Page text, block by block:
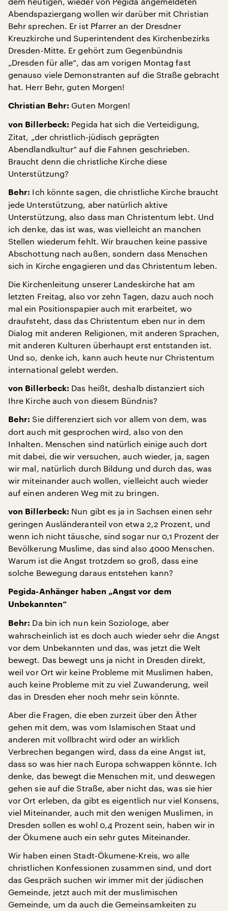
Abendspaziergang wollen wir darüber mit Christian
Behr sprechen. Er ist Pfarrer an der Dresdner
Kreuzkirche und Superintendent des Kirchenbezirks
Dresden-Mitte. Er gehört zum Gegenbündnis
„Dresden für alle“, das am vorigen Montag fast
genauso viele Demonstranten auf die Straße gebracht
hat. Herr Behr, guten Morgen!
Christian Behr: Guten Morgen!
von Billerbeck: Pegida hat sich die Verteidigung,
Zitat, „der christlich-jüdisch geprägten
Abendlandkultur“ auf die Fahnen geschrieben.
Braucht denn die christliche Kirche diese
Unterstützung?
Behr: Ich könnte sagen, die christliche Kirche braucht
jede Unterstützung, aber natürlich aktive
Unterstützung, also dass man Christentum lebt. Und
ich denke, das ist was, was vielleicht an manchen
Stellen wiederum fehlt. Wir brauchen keine passive
Abschottung nach außen, sondern dass Menschen
sich in Kirche engagieren und das Christentum leben.
Die Kirchenleitung unserer Landeskirche hat am
letzten Freitag, also vor zehn Tagen, dazu auch noch
mal ein Positionspapier auch mit erarbeitet, wo
draufsteht, dass das Christentum eben nur in dem
Dialog mit anderen Religionen, mit anderen Sprachen,
mit anderen Kulturen überhaupt erst entstanden ist.
Und so, denke ich, kann auch heute nur Christentum
international gelebt werden.
von Billerbeck: Das heißt, deshalb distanziert sich
Ihre Kirche auch von diesem Bündnis?
Behr: Sie differenziert sich vor allem von dem, was
dort auch mit gesprochen wird, also von den
Inhalten. Menschen sind natürlich einige auch dort
mit dabei, die wir versuchen, auch wieder, ja, sagen
wir mal, natürlich durch Bildung und durch das, was
wir miteinander auch wollen, vielleicht auch wieder
auf einen anderen Weg mit zu bringen.
von Billerbeck: Nun gibt es ja in Sachsen einen sehr
geringen Ausländeranteil von etwa 2,2 Prozent, und
wenn ich nicht täusche, sind sogar nur 0,1 Prozent der
Bevölkerung Muslime, das sind also 4000 Menschen.
Warum ist die Angst trotzdem so groß, dass eine
solche Bewegung daraus entstehen kann?
Pegida-Anhänger haben „Angst vor dem
Unbekannten“
Behr: Da bin ich nun kein Soziologe, aber
wahrscheinlich ist es doch auch wieder sehr die Angst
vor dem Unbekannten und das, was jetzt die Welt
bewegt. Das bewegt uns ja nicht in Dresden direkt,
weil vor Ort wir keine Probleme mit Muslimen haben,
auch keine Probleme mit zu viel Zuwanderung, weil
das in Dresden eher noch mehr sein könnte.
Aber die Fragen, die eben zurzeit über den Äther
gehen mit dem, was vom Islamischen Staat und
anderen mit vollbracht wird oder an wirklich
Verbrechen begangen wird, dass da eine Angst ist,
dass so was hier nach Europa schwappen könnte. Ich
denke, das bewegt die Menschen mit, und deswegen
gehen sie auf die Straße, aber nicht das, was sie hier
vor Ort erleben, da gibt es eigentlich nur viel Konsens,
viel Miteinander, auch mit den wenigen Muslimen, in
Dresden sollen es wohl 0,4 Prozent sein, haben wir in
der Ökumene auch ein sehr gutes Miteinander.
Wir haben einen Stadt-Ökumene-Kreis, wo alle
christlichen Konfessionen zusammen sind, und dort
das Gespräch suchen wir immer mit der jüdischen
Gemeinde, jetzt auch mit der muslimischen
Gemeinde, um da auch die Gemeinsamkeiten zu